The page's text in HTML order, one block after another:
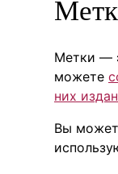
Метки —
можете
них
Вы